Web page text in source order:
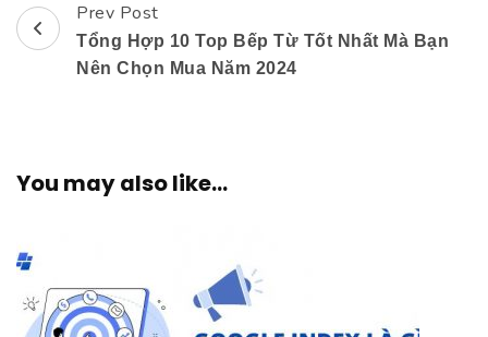
Post
Navigation
Prev Post
Tổng Hợp 10 Top Bếp Từ Tốt Nhất Mà Bạn
Nên Chọn Mua Năm 2024
You may also like...